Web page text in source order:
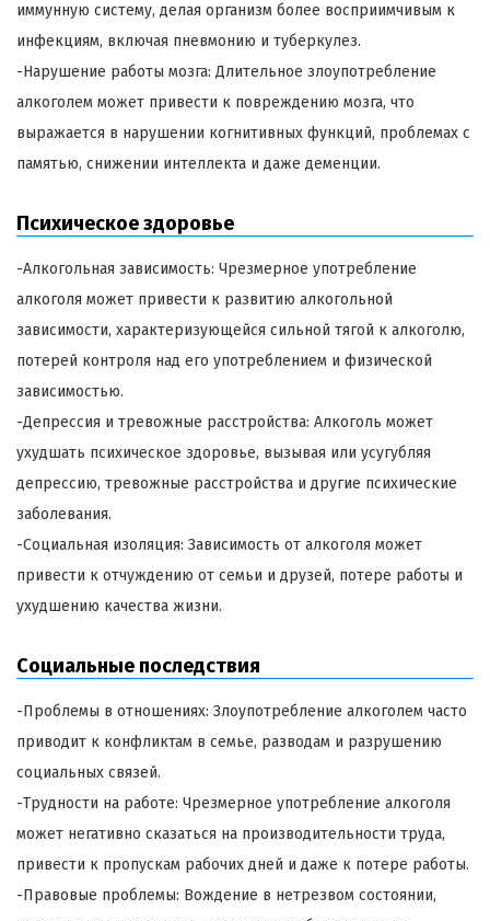
иммунную систему, делая организм более восприимчивым к
инфекциям, включая пневмонию и туберкулез.
-Нарушение работы мозга: Длительное злоупотребление
алкоголем может привести к повреждению мозга, что
выражается в нарушении когнитивных функций, проблемах с
памятью, снижении интеллекта и даже деменции.
Психическое здоровье
-Алкогольная зависимость: Чрезмерное употребление
алкоголя может привести к развитию алкогольной
зависимости, характеризующейся сильной тягой к алкоголю,
потерей контроля над его употреблением и физической
зависимостью.
-Депрессия и тревожные расстройства: Алкоголь может
ухудшать психическое здоровье, вызывая или усугубляя
депрессию, тревожные расстройства и другие психические
заболевания.
-Социальная изоляция: Зависимость от алкоголя может
привести к отчуждению от семьи и друзей, потере работы и
ухудшению качества жизни.
Социальные последствия
-Проблемы в отношениях: Злоупотребление алкоголем часто
приводит к конфликтам в семье, разводам и разрушению
социальных связей.
-Трудности на работе: Чрезмерное употребление алкоголя
может негативно сказаться на производительности труда,
привести к пропускам рабочих дней и даже к потере работы.
-Правовые проблемы: Вождение в нетрезвом состоянии,